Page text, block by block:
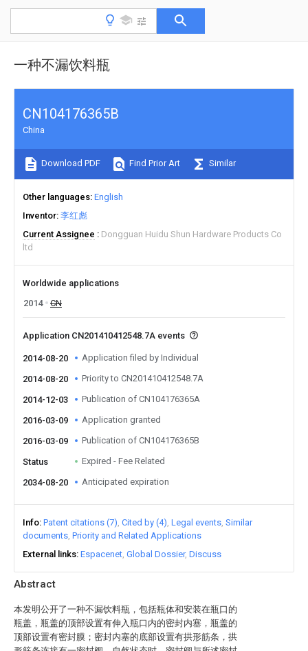
一种不漏饮料瓶
Abstract
本发明公开了一种不漏饮料瓶，包括瓶体和安装在瓶口的
瓶盖，瓶盖的顶部设置有伸入瓶口内的密封内塞，瓶盖的
顶部设置有密封膜；密封内塞的底部设置有拱形筋条，拱
CN104176365B
China
Download PDF Find Prior Art Similar
Other languages English
Inventor 李红彪
Current Assignee
Dongguan Huidu Shun Hardware Products Co
ltd
Worldwide applications
2014
CN
Application CN201410412548.7A events
2014-08-20 Application filed by Individual
2014-08-20 Priority to CN201410412548.7A
2014-12-03 Publication of CN104176365A
2016-03-09 Application granted
2016-03-09 Publication of CN104176365B
Status Expired - Fee Related
2034-08-20 Anticipated expiration
Info Patent citations (7) Cited by (4) Legal events Similar
documents Priority and Related Applications
External links Espacenet Global Dossier Discuss